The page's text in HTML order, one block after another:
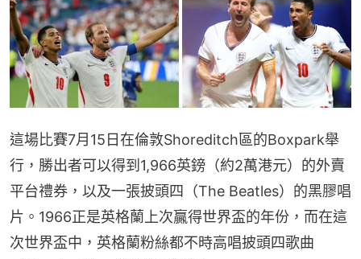
這場比賽7月15日在倫敦Shoreditch區的Boxpark舉
行，勝出者可以得到1,966英鎊（約2萬港元）的外賣
平台禮券，以及一張披頭四（The Beatles）的黑膠唱
片。1966正是英格蘭上次贏得世界盃的年份，而在這
次世界盃中，英格蘭粉絲都不時高唱披頭四歌曲